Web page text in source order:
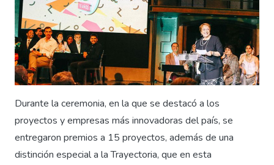
Durante la ceremonia, en la que se destacó a los
proyectos y empresas más innovadoras del país, se
entregaron premios a 15 proyectos, además de una
distinción especial a la Trayectoria, que en esta